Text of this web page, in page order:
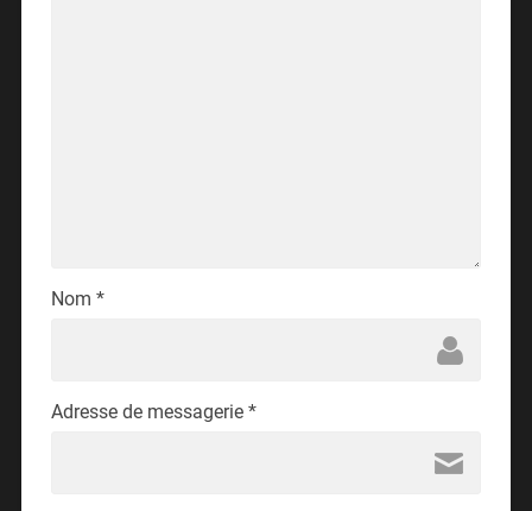
Nom *
Adresse de messagerie *